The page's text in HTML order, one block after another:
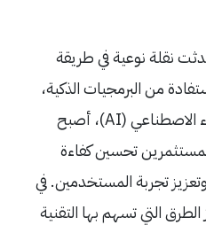
نقلة نوعية في طريقة
من البرمجيات الذكية،
إنترنت الأشياء (IoT)، والذكاء الاصطناعي (AI)، أصبح
تحسين كفاءة
تجربة المستخدمين. في
التي تسهم بها التقنية